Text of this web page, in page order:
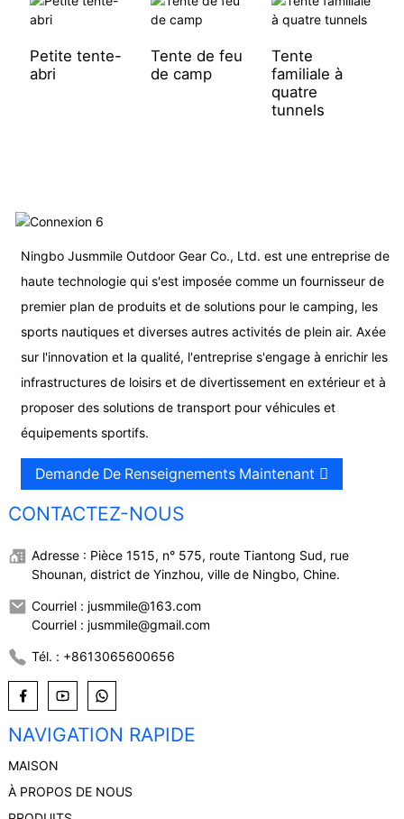
Petite tente-
abri
Tente de feu
de camp
Tente
familiale à
quatre
tunnels
Ningbo Jusmmile Outdoor Gear Co., Ltd. est une entreprise de
haute technologie qui s'est imposée comme un fournisseur de
premier plan de produits et de solutions pour le camping, les
sports nautiques et diverses autres activités de plein air. Axée
sur l'innovation et la qualité, l'entreprise s'engage à enrichir les
infrastructures de loisirs et de divertissement en extérieur et à
proposer des solutions de transport pour véhicules et
équipements sportifs.
Demande De Renseignements Maintenant
CONTACTEZ-NOUS
Adresse : Pièce 1515, n° 575, route Tiantong Sud, rue
Shounan, district de Yinzhou, ville de Ningbo, Chine.
Courriel : jusmmile@163.com
Courriel : jusmmile@gmail.com
Tél. : +8613065600656
NAVIGATION RAPIDE
MAISON
À PROPOS DE NOUS